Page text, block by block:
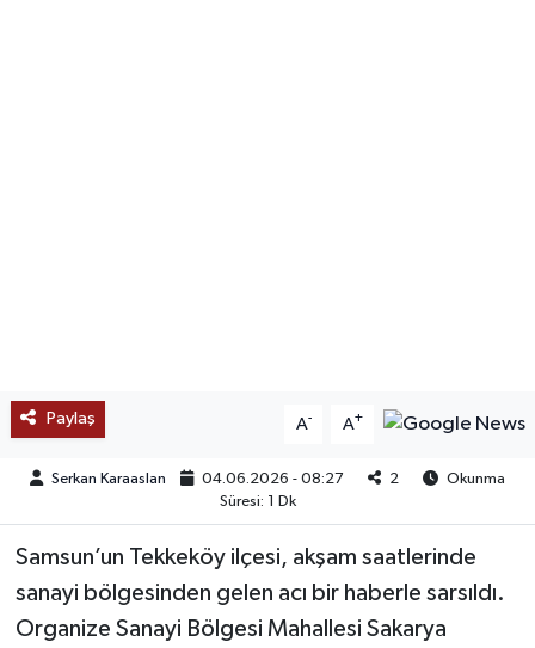
Paylaş A- A+
Serkan Karaaslan 04.06.2026 - 08:27 2
Okunma
Süresi: 1 Dk
Samsun’un Tekkeköy ilçesi, akşam saatlerinde
sanayi bölgesinden gelen acı bir haberle sarsıldı.
Organize Sanayi Bölgesi Mahallesi Sakarya
TREND
OTOMOTİV